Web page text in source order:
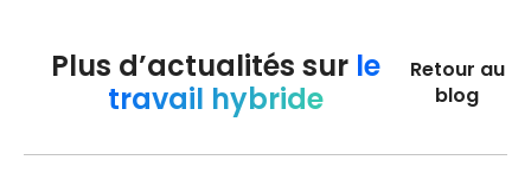
Plus d’actualités sur le
travail hybride
Retour au
blog